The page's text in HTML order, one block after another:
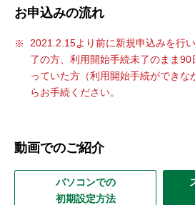
お申込みの流れ
2021.2.15より前に新規申込みを行
了の方、利用開始手続未了のまま
っていた方（利用開始手続ができ
らお手続ください。
動画でのご紹介
パソコンでの
初期設定方法